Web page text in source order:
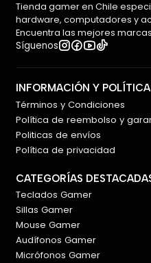
Tienda gamer en Chile
hardware, computadores y
Encuentra las mejores
Síguenos
INFORMACIÓN Y
Términos y Condiciones
Política de reembolso y
Politicas de envíos
Política de privacidad
CATEGORÍAS
Teclados Gamer
Sillas Gamer
Mouse Gamer
Audífonos Gamer
Micrófonos Gamer